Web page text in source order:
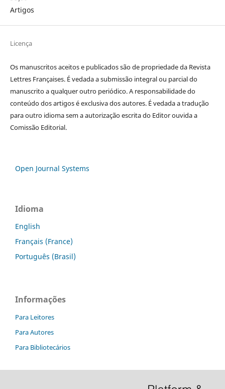
Artigos
Licença
Os manuscritos aceitos e publicados são de propriedade da Revista
Lettres Françaises. É vedada a submissão integral ou parcial do
manuscrito a qualquer outro periódico. A responsabilidade do
conteúdo dos artigos é exclusiva dos autores. É vedada a tradução
para outro idioma sem a autorização escrita do Editor ouvida a
Comissão Editorial.
Open Journal Systems
Idioma
English
Français (France)
Português (Brasil)
Informações
Para Leitores
Para Autores
Para Bibliotecários